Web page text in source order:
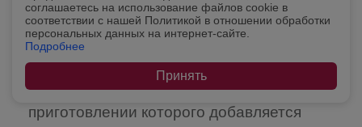
(аниса, мирта, можжевельника), а также
молочные продукты.
Фирменным напитком ANTICA DISTILLERIA
PETRONE является ликер Guappa, при
приготовлении которого добавляется
соглашаетесь на использование файлов cookie в
соответствии с нашей Политикой в отношении обработки
персональных данных на интернет-сайте.
Подробнее
Принять